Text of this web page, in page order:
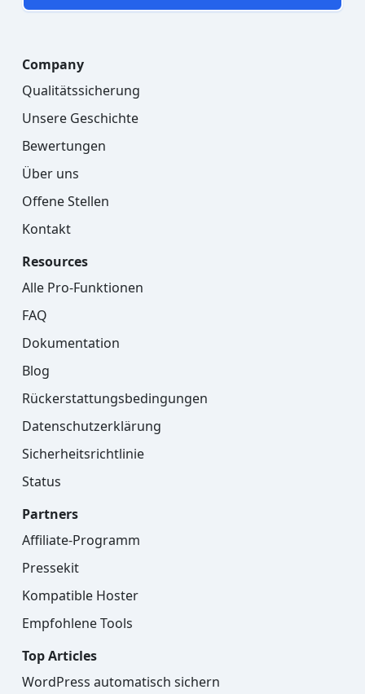
Company
Qualitätssicherung
Unsere Geschichte
Bewertungen
Über uns
Offene Stellen
Kontakt
Resources
Alle Pro-Funktionen
FAQ
Dokumentation
Blog
Rückerstattungsbedingungen
Datenschutzerklärung
Sicherheitsrichtlinie
Status
Partners
Affiliate-Programm
Pressekit
Kompatible Hoster
Empfohlene Tools
Top Articles
WordPress automatisch sichern